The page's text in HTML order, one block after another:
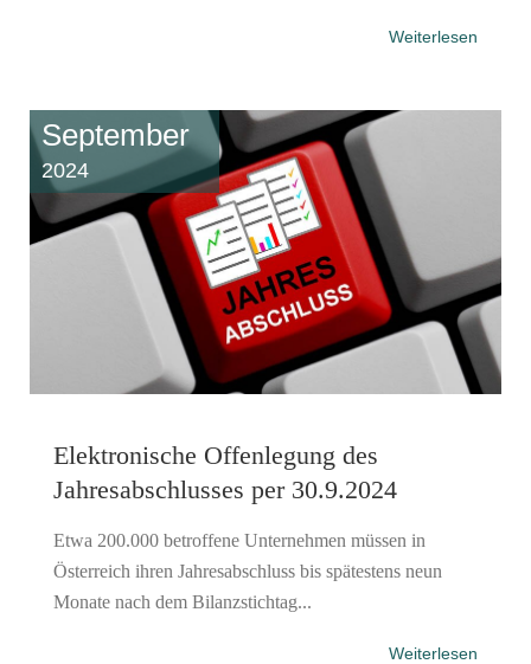
Weiterlesen
September
2024
Elektronische Offenlegung des
Jahresabschlusses per 30.9.2024
Etwa 200.000 betroffene Unternehmen müssen in
Österreich ihren Jahresabschluss bis spätestens neun
Monate nach dem Bilanzstichtag...
Weiterlesen